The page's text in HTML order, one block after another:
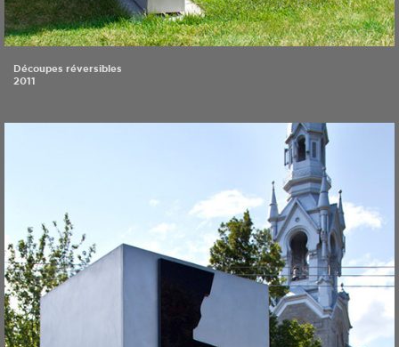
Découpes réversibles
2011